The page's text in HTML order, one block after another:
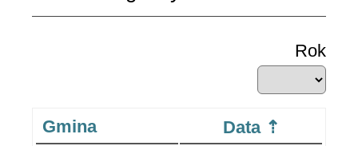
Rok
Gmina Data